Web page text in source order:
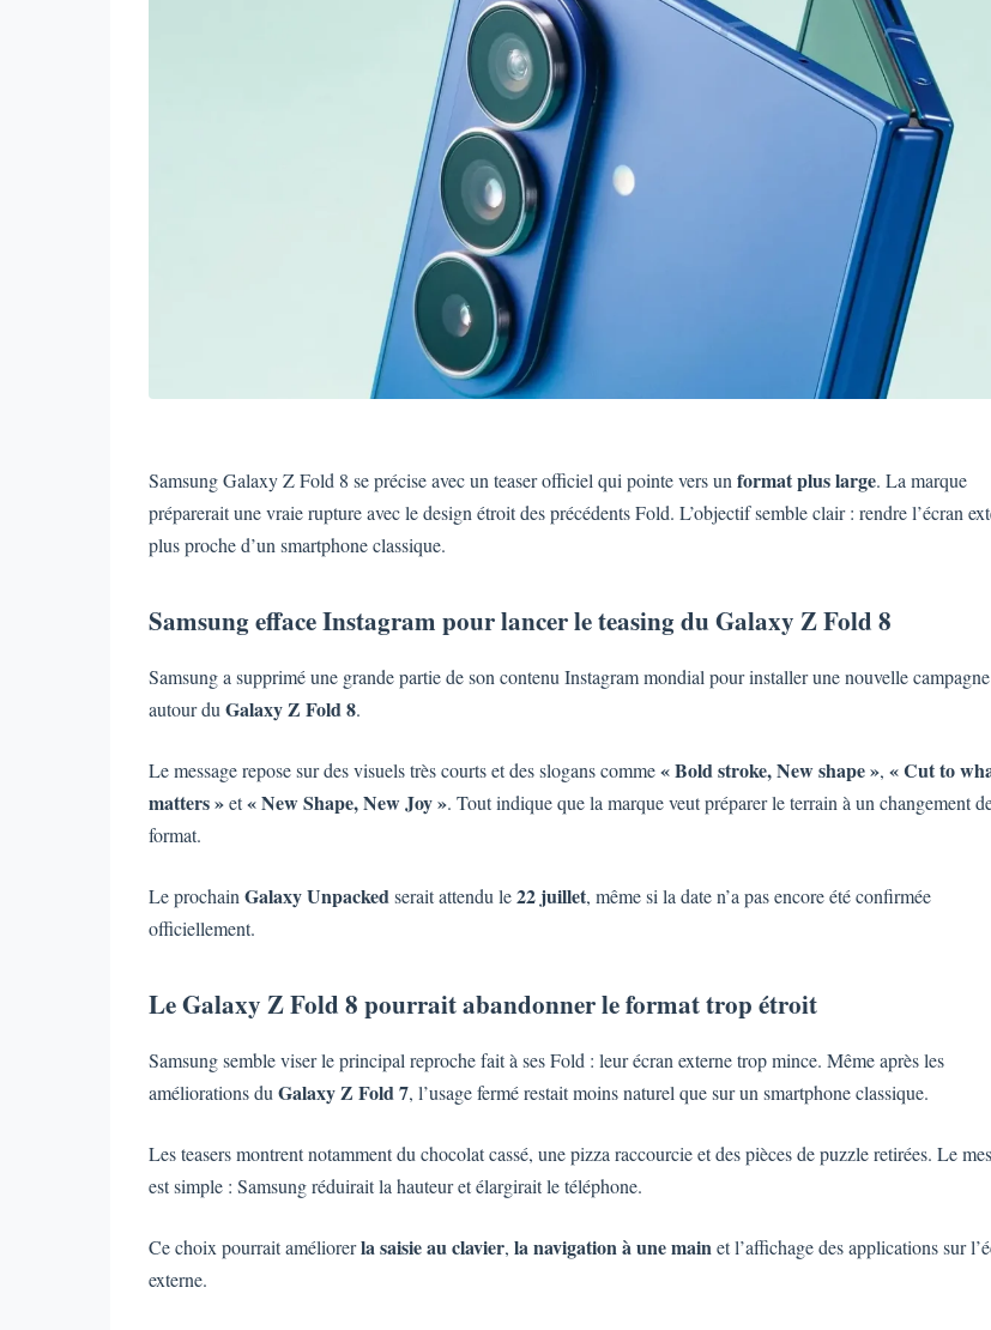
Samsung Galaxy Z Fold 8 se précise avec un teaser officiel qui pointe vers un format plus large. La marque
préparerait une vraie rupture avec le design étroit des précédents Fold. L’objectif semble clair : rendre l’écran
plus proche d’un smartphone classique.
Samsung efface Instagram pour lancer le teasing du Galaxy Z Fold 8
Samsung a supprimé une grande partie de son contenu Instagram mondial pour installer une nouvelle campagne
autour du Galaxy Z Fold 8.
Le message repose sur des visuels très courts et des slogans comme« Bold stroke, New shape », « Cut to
matters »et« New Shape, New Joy ». Tout indique que la marque veut préparer le terrain à un changement
format.
Le prochain Galaxy Unpacked serait attendu le22 juillet, même si la date n’a pas encore été confirmée
officiellement.
Le Galaxy Z Fold 8 pourrait abandonner le format trop étroit
Samsung semble viser le principal reproche fait à ses Fold : leur écran externe trop mince. Même après les
améliorations du Galaxy Z Fold 7, l’usage fermé restait moins naturel que sur un smartphone classique.
Les teasers montrent notamment du chocolat cassé, une pizza raccourcie et des pièces de puzzle retirées. Le
est simple : Samsung réduirait la hauteur et élargirait le téléphone.
Ce choix pourrait améliorerla saisie au clavier, la navigation à une main et l’affichage des applications sur
externe.